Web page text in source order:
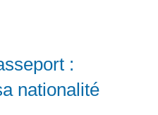
:
nationalité